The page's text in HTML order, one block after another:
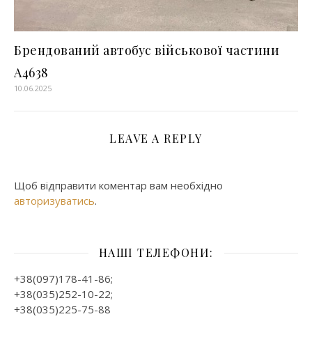
Брендований автобус військової частини
А4638
10.06.2025
LEAVE A REPLY
Щоб відправити коментар вам необхідно
авторизуватись.
НАШІ ТЕЛЕФОНИ:
+38(097)178-41-86;
+38(035)252-10-22;
+38(035)225-75-88